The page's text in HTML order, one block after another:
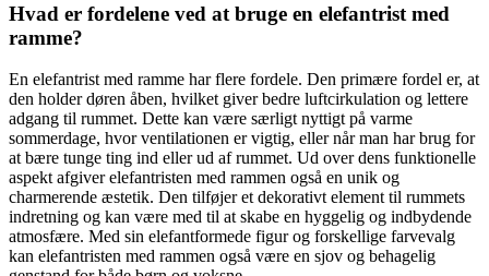
Hvad er fordelene ved at bruge en elefantrist med
ramme?
En elefantrist med ramme har flere fordele. Den primære fordel er, at
den holder døren åben, hvilket giver bedre luftcirkulation og lettere
adgang til rummet. Dette kan være særligt nyttigt på varme
sommerdage, hvor ventilationen er vigtig, eller når man har brug for
at bære tunge ting ind eller ud af rummet. Ud over dens funktionelle
aspekt afgiver elefantristen med rammen også en unik og
charmerende æstetik. Den tilføjer et dekorativt element til rummets
indretning og kan være med til at skabe en hyggelig og indbydende
atmosfære. Med sin elefantformede figur og forskellige farvevalg
kan elefantristen med rammen også være en sjov og behagelig